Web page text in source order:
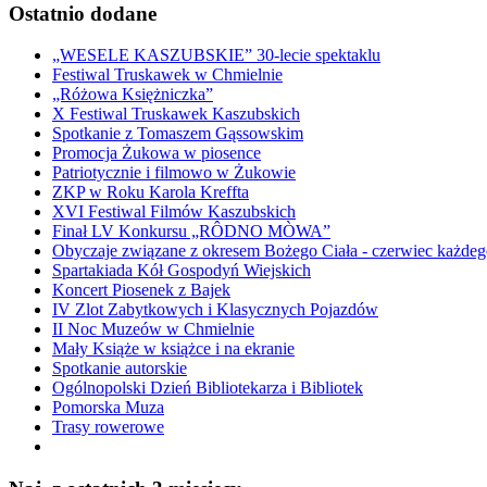
Ostatnio dodane
„WESELE KASZUBSKIE” 30-lecie spektaklu
Festiwal Truskawek w Chmielnie
„Różowa Księżniczka”
X Festiwal Truskawek Kaszubskich
Spotkanie z Tomaszem Gąssowskim
Promocja Żukowa w piosence
Patriotycznie i filmowo w Żukowie
ZKP w Roku Karola Kreffta
XVI Festiwal Filmów Kaszubskich
Finał LV Konkursu „RÔDNO MÒWA”
Obyczaje związane z okresem Bożego Ciała - czerwiec
Spartakiada Kół Gospodyń Wiejskich
Koncert Piosenek z Bajek
IV Zlot Zabytkowych i Klasycznych Pojazdów
II Noc Muzeów w Chmielnie
Mały Książe w książce i na ekranie
Spotkanie autorskie
Ogólnopolski Dzień Bibliotekarza i Bibliotek
Pomorska Muza
Trasy rowerowe